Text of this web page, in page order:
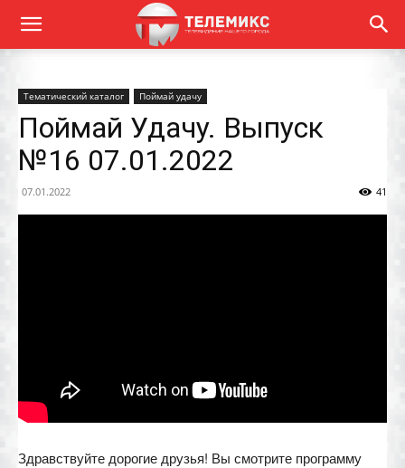
Тематический каталог Поймай удачу
Поймай Удачу. Выпуск
№16 07.01.2022
07.01.2022 41
Здравствуйте дорогие друзья! Вы смотрите программу